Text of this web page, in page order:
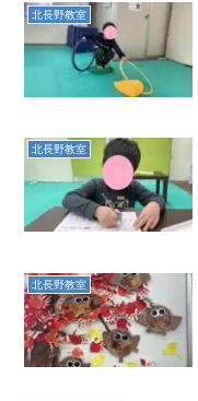
北長野教室
北長野教室
北長野教室